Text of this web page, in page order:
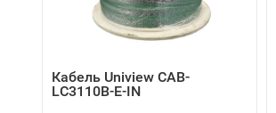
Кабель Uniview CAB-
LC3110B-E-IN